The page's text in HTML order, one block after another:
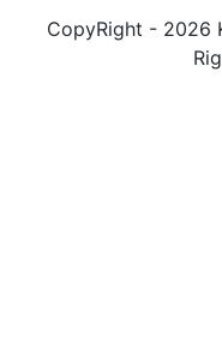
CopyRight - 2026